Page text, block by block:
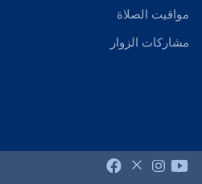
مواقيت الصلاة
مشاركات الزوار